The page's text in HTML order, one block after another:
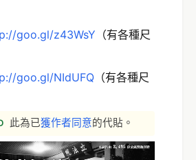
goo.gl/z43WsY （有各種尺
goo.gl/NIdUFQ （有各種尺
此為已獲作者同意的代貼。